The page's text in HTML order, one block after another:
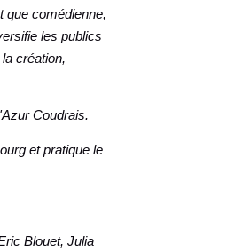
que comédienne,
les publics
création,
Coudrais.
et pratique le
Blouet, Julia